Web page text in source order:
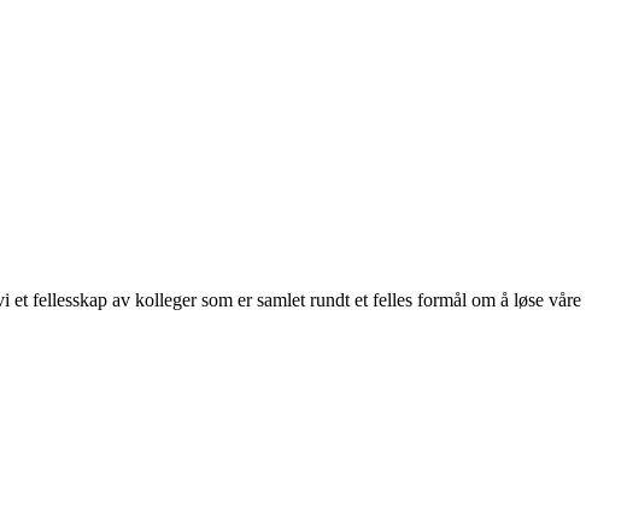
fellesskap av kolleger som er samlet rundt et felles formål om å løse våre